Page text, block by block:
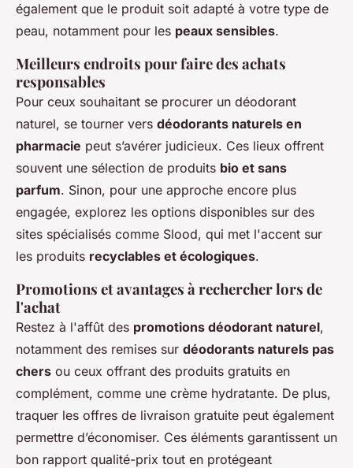
également que le produit soit adapté à votre type de
peau, notamment pour les peaux sensibles.
Meilleurs endroits pour faire des achats
responsables
Pour ceux souhaitant se procurer un déodorant
naturel, se tourner vers déodorants naturels en
pharmacie peut s’avérer judicieux. Ces lieux offrent
souvent une sélection de produits bio et sans
parfum. Sinon, pour une approche encore plus
engagée, explorez les options disponibles sur des
sites spécialisés comme Slood, qui met l'accent sur
les produits recyclables et écologiques.
Promotions et avantages à rechercher lors de
l'achat
Restez à l'affût des promotions déodorant naturel,
notamment des remises sur déodorants naturels pas
chers ou ceux offrant des produits gratuits en
complément, comme une crème hydratante. De plus,
traquer les offres de livraison gratuite peut également
permettre d’économiser. Ces éléments garantissent un
bon rapport qualité-prix tout en protégeant